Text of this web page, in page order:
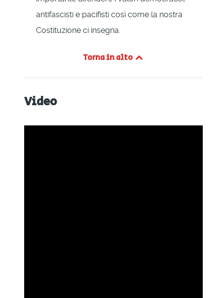
antifascisti e pacifisti così come la nostra
Costituzione ci insegna.
Torna in alto
Video